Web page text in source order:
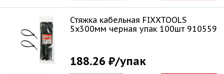
Стяжка кабельная FIXXTOOLS
5х300мм черная упак 100шт 910559
188.26 ₽/упак